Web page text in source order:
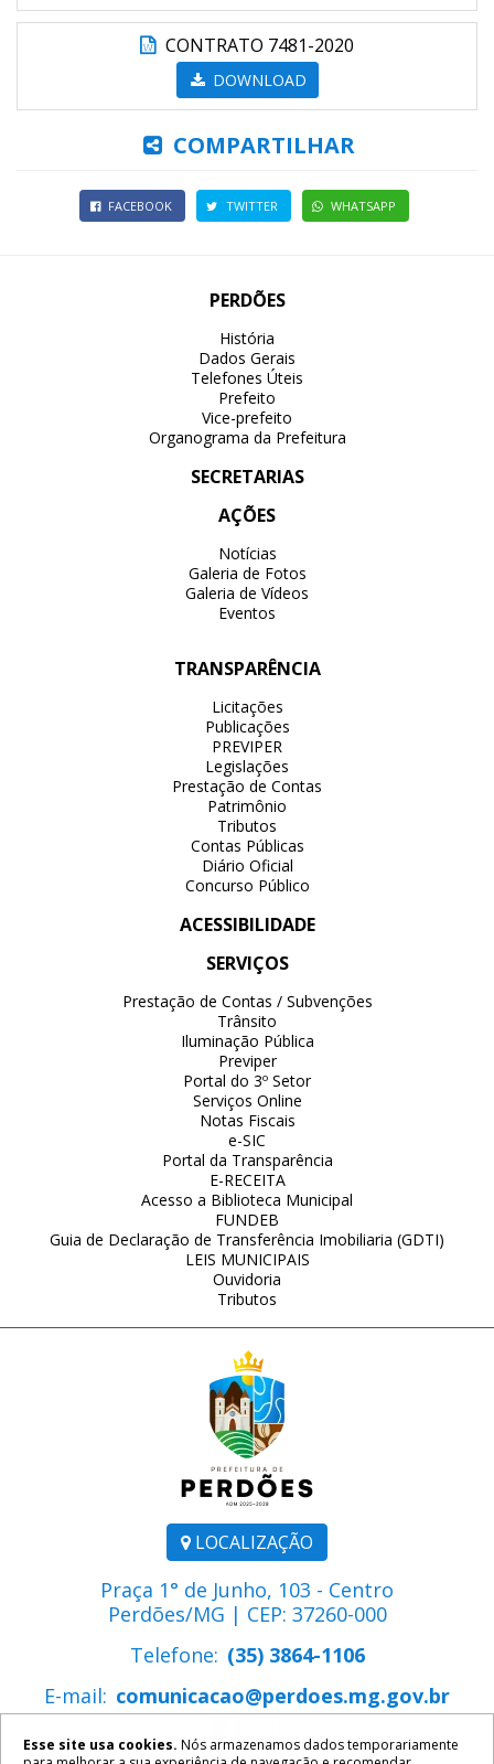
CONTRATO 7481-2020
DOWNLOAD
COMPARTILHAR
FACEBOOK TWITTER WHATSAPP
LOCALIZAÇÃO
Praça 1° de Junho, 103 - Centro
Perdões/MG | CEP: 37260-000
Telefone: (35) 3864-1106
E-mail: comunicacao@perdoes.mg.gov.br
PERDÕES
História
Dados Gerais
Telefones Úteis
Prefeito
Vice-prefeito
Organograma da Prefeitura
SECRETARIAS
AÇÕES
Notícias
Galeria de Fotos
Galeria de Vídeos
Eventos
TRANSPARÊNCIA
Licitações
Publicações
PREVIPER
Legislações
Prestação de Contas
Patrimônio
Tributos
Contas Públicas
Diário Oficial
Concurso Público
ACESSIBILIDADE
SERVIÇOS
Prestação de Contas / Subvenções
Trânsito
Iluminação Pública
Previper
Portal do 3º Setor
Serviços Online
Notas Fiscais
e-SIC
Portal da Transparência
E-RECEITA
Acesso a Biblioteca Municipal
FUNDEB
Guia de Declaração de Transferência Imobiliaria (GDTI)
LEIS MUNICIPAIS
Ouvidoria
Tributos
Esse site usa cookies. Nós armazenamos dados temporariamente